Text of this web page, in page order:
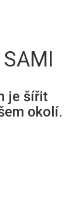
je šířit
okolí.